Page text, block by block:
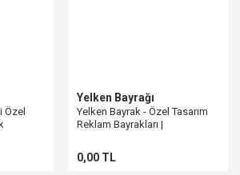
Özel
Yelken Bayrağı
Yelken Bayrak - Özel Tasarım
Reklam Bayrakları |
0,00 TL